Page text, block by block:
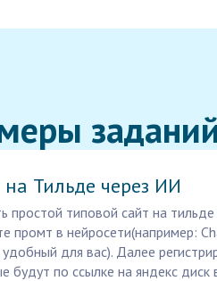
на Тильде через ИИ
простой типовой сайт на
промт в нейросети(например:
удобный для вас). Далее
будут по ссылке на яндекс диск